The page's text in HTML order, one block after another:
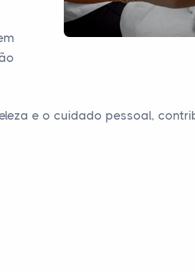
e o cuidado pessoal,